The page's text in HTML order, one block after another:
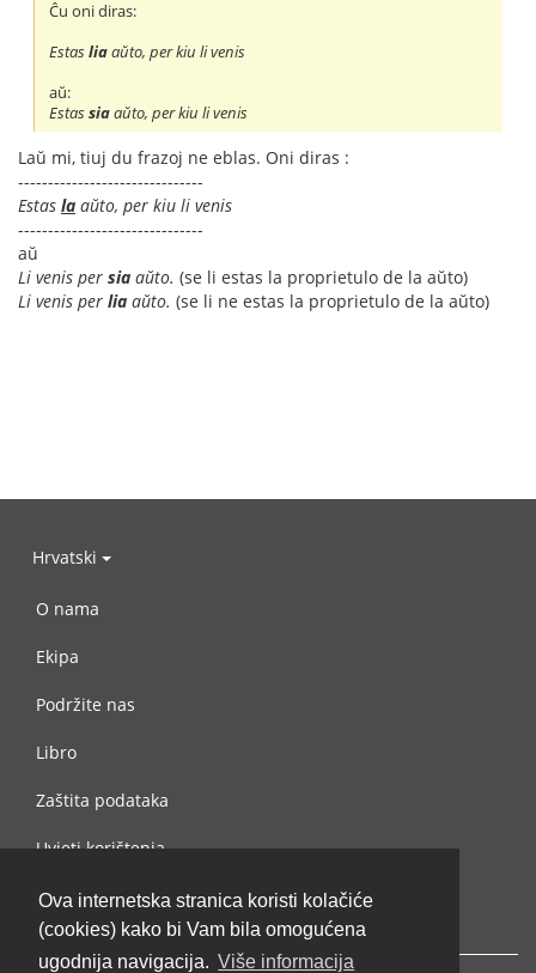
Ova internetska stranica koristi kolačiće
(cookies) kako bi Vam bila omogućena
ugodnija navigacija. Više informacija
Ĉu oni diras:
Estasliaaŭto, per kiu li venis
aŭ:
Estassiaaŭto, per kiu li venis
Laŭ mi, tiuj du frazoj ne eblas. Oni diras :
-------------------------------
Estas la aŭto, per kiu li venis
-------------------------------
aŭ
Li venis per sia aŭto. (se li estas la proprietulo de la aŭto)
Li venis per lia aŭto. (se li ne estas la proprietulo de la aŭto)
Hrvatski
O nama
Ekipa
Podržite nas
Libro
Zaštita podataka
Uvjeti korištenja
Kontaktiraj nas